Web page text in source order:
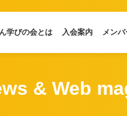
学びの会とは 入会案内 メン
& Web